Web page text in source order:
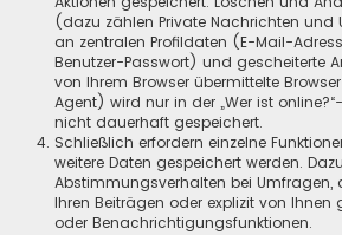
(dazu zählen Private Nachrichten und
an zentralen Profildaten (E-Mail-
Benutzer-Passwort) und gescheiterte
von Ihrem Browser übermittelte
Agent) wird nur in der „Wer ist
nicht dauerhaft gespeichert.
Schließlich erfordern einzelne
weitere Daten gespeichert werden.
Abstimmungsverhalten bei Umfragen,
Ihren Beiträgen oder explizit von Ihnen
oder Benachrichtigungsfunktionen.